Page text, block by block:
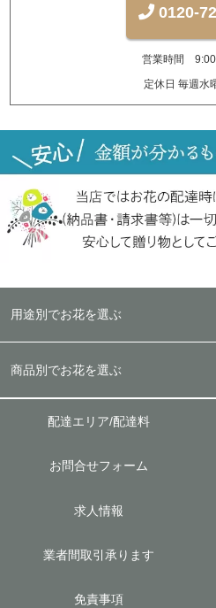
0120-
営業時間 9:00
定休日 毎週水
用途別でお花を選ぶ
商品別でお花を選ぶ
配達エリア/配達料
お問合せフォーム
求人情報
業者間取引承ります
免責事項